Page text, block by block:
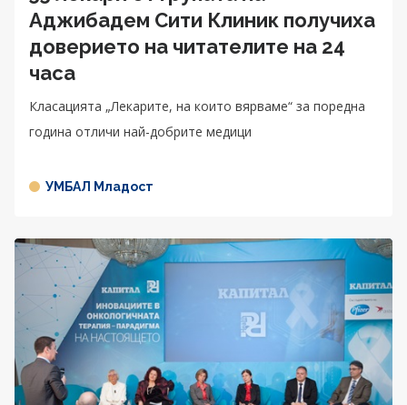
Аджибадем Сити Клиник получиха
доверието на читателите на 24
часа
Класацията „Лекарите, на които вярваме“ за поредна
година отличи най-добрите медици
УМБАЛ Младост